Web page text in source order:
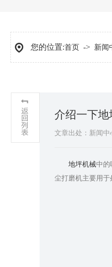
您的位置:首页 -> 新闻
介绍一下地
文章出处：新闻中
​地坪机械中的
尘打磨机主要用于